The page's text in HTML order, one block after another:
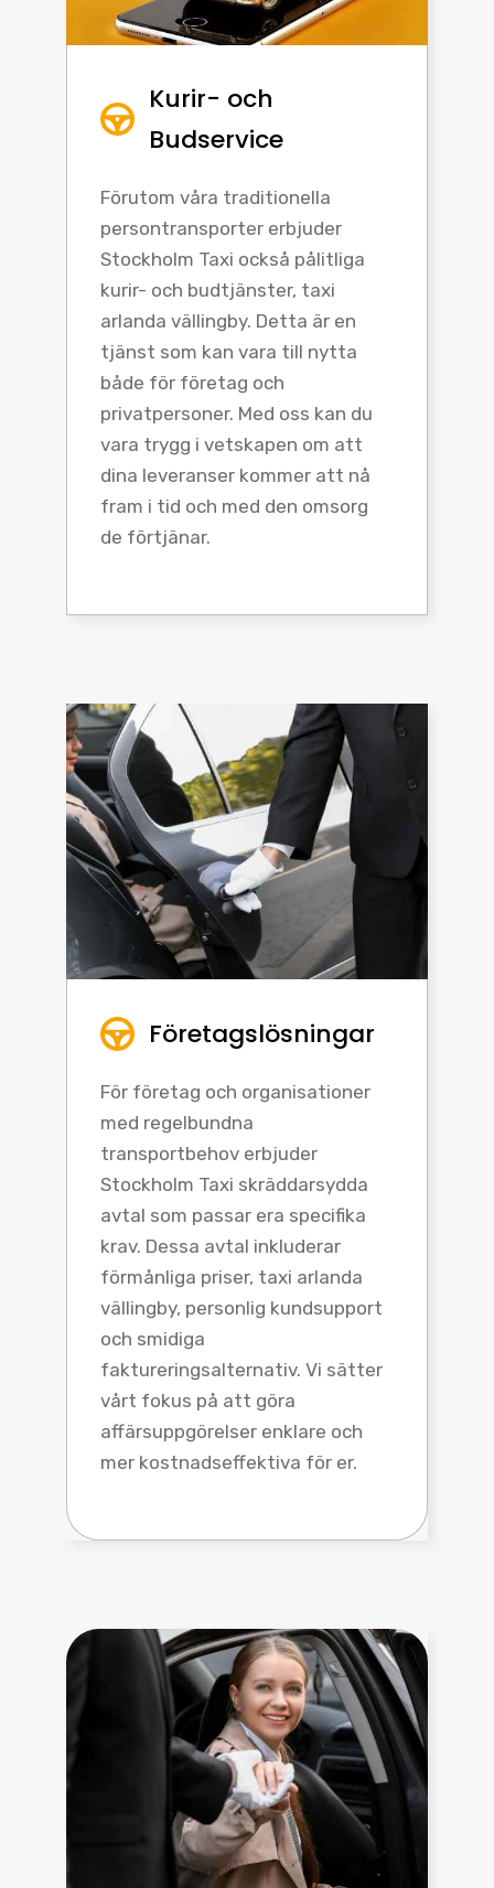
Kurir- och
Budservice
Förutom våra traditionella
persontransporter erbjuder
Stockholm Taxi också pålitliga
kurir- och budtjänster, taxi
arlanda vällingby. Detta är en
tjänst som kan vara till nytta
både för företag och
privatpersoner. Med oss kan du
vara trygg i vetskapen om att
dina leveranser kommer att nå
fram i tid och med den omsorg
de förtjänar.
Företagslösningar
För företag och organisationer
med regelbundna
transportbehov erbjuder
Stockholm Taxi skräddarsydda
avtal som passar era specifika
krav. Dessa avtal inkluderar
förmånliga priser, taxi arlanda
vällingby, personlig kundsupport
och smidiga
faktureringsalternativ. Vi sätter
vårt fokus på att göra
affärsuppgörelser enklare och
mer kostnadseffektiva för er.